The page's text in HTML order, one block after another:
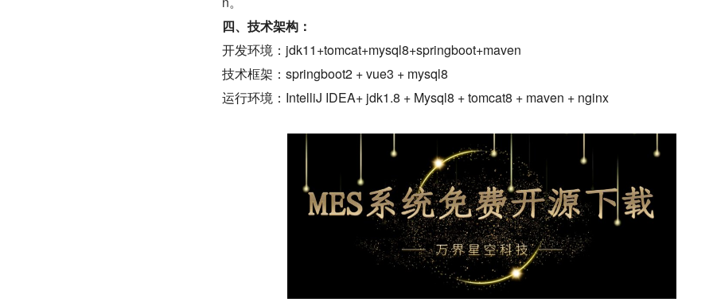
四、技术架构：
开发环境：jdk11+tomcat+mysql8+springboot+maven
技术框架：springboot2 + vue3 + mysql8
运行环境：IntelliJ IDEA+ jdk1.8 + Mysql8 + tomcat8 + maven + nginx